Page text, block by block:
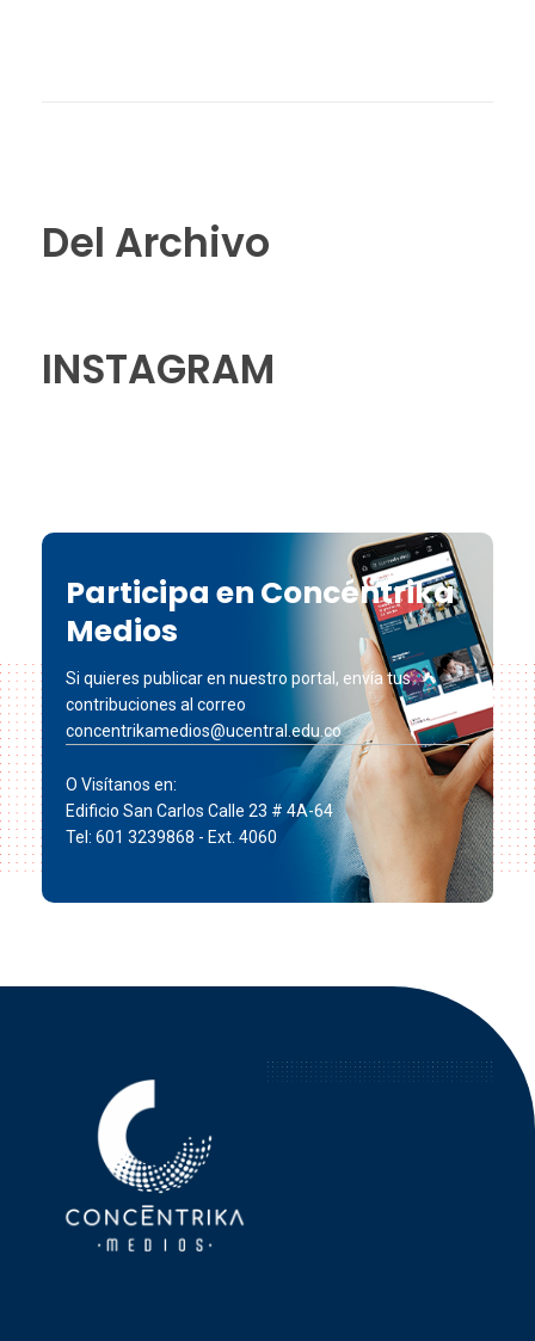
Del Archivo
INSTAGRAM
Participa en Concéntrika
Medios
Si quieres publicar en nuestro portal, envía tus
contribuciones al correo
concentrikamedios@ucentral.edu.co
O Visítanos en:
Edificio San Carlos Calle 23 # 4A-64
Tel: 601 3239868 - Ext. 4060